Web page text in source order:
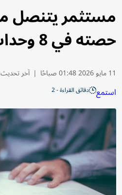
مستثمر يتنصل
حصته في 8 وحدات سكنية
11 مايو 2026 01:48 صباحًا | آخر
استمع دقائق القراءة - 2